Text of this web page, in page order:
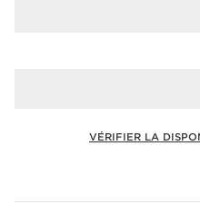
VÉRIFIER LA